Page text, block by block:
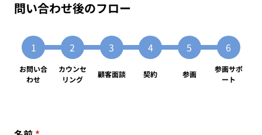
問い合わせ後のフロー
お問い合
わせ
カウンセ
リング
顧客面談 契約 参画
参画サポ
ート